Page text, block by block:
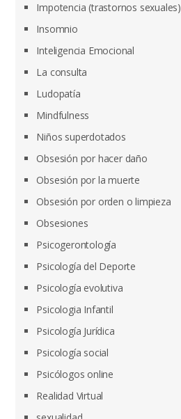
Impotencia (trastornos sexuales)
Insomnio
Inteligencia Emocional
La consulta
Ludopatía
Mindfulness
Niños superdotados
Obsesión por hacer daño
Obsesión por la muerte
Obsesión por orden o limpieza
Obsesiones
Psicogerontología
Psicología del Deporte
Psicología evolutiva
Psicologia Infantil
Psicología Jurídica
Psicología social
Psicólogos online
Realidad Virtual